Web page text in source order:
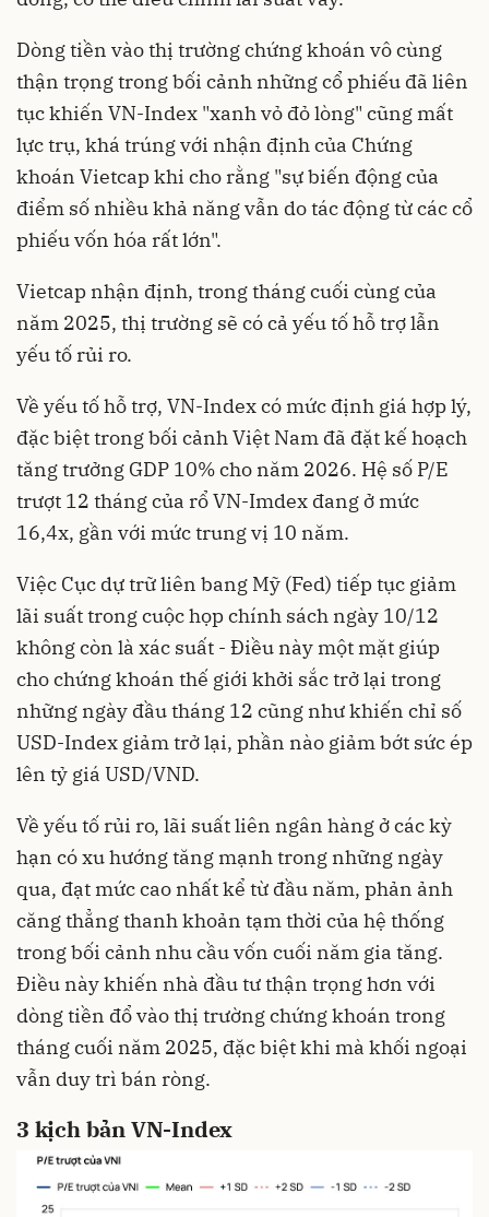
Dòng tiền vào thị trường chứng khoán vô cùng
thận trọng trong bối cảnh những cổ phiếu đã liên
tục khiến VN-Index "xanh vỏ đỏ lòng" cũng mất
lực trụ, khá trúng với nhận định của Chứng
khoán Vietcap khi cho rằng "sự biến động của
điểm số nhiều khả năng vẫn do tác động từ các cổ
phiếu vốn hóa rất lớn".
Vietcap nhận định, trong tháng cuối cùng của
năm 2025, thị trường sẽ có cả yếu tố hỗ trợ lẫn
yếu tố rủi ro.
Về yếu tố hỗ trợ, VN-Index có mức định giá hợp lý,
đặc biệt trong bối cảnh Việt Nam đã đặt kế hoạch
tăng trưởng GDP 10% cho năm 2026. Hệ số P/E
trượt 12 tháng của rổ VN-Imdex đang ở mức
16,4x, gần với mức trung vị 10 năm.
Việc Cục dự trữ liên bang Mỹ (Fed) tiếp tục giảm
lãi suất trong cuộc họp chính sách ngày 10/12
không còn là xác suất - Điều này một mặt giúp
cho chứng khoán thế giới khởi sắc trở lại trong
những ngày đầu tháng 12 cũng như khiến chỉ số
USD-Index giảm trở lại, phần nào giảm bớt sức ép
lên tỷ giá USD/VND.
Về yếu tố rủi ro, lãi suất liên ngân hàng ở các kỳ
hạn có xu hướng tăng mạnh trong những ngày
qua, đạt mức cao nhất kể từ đầu năm, phản ảnh
căng thẳng thanh khoản tạm thời của hệ thống
trong bối cảnh nhu cầu vốn cuối năm gia tăng.
Điều này khiến nhà đầu tư thận trọng hơn với
dòng tiền đổ vào thị trường chứng khoán trong
tháng cuối năm 2025, đặc biệt khi mà khối ngoại
vẫn duy trì bán ròng.
3 kịch bản VN-Index